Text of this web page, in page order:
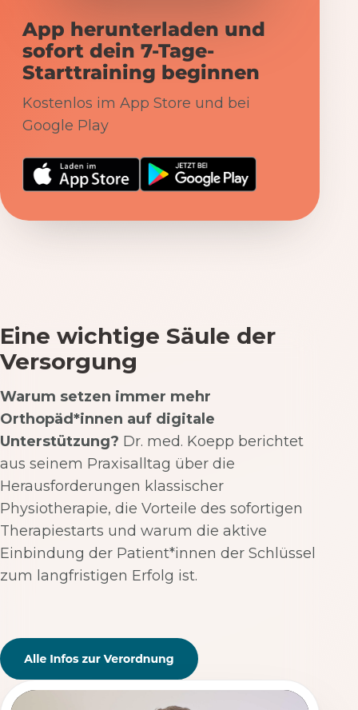
App herunterladen und
sofort dein 7-Tage-
Starttraining beginnen
Kostenlos im App Store und bei
Google Play
Eine wichtige Säule der
Versorgung
Warum setzen immer mehr
Orthopäd*innen auf digitale
Unterstützung? Dr. med. Koepp berichtet
aus seinem Praxisalltag über die
Herausforderungen klassischer
Physiotherapie, die Vorteile des sofortigen
Therapiestarts und warum die aktive
Einbindung der Patient*innen der Schlüssel
zum langfristigen Erfolg ist.